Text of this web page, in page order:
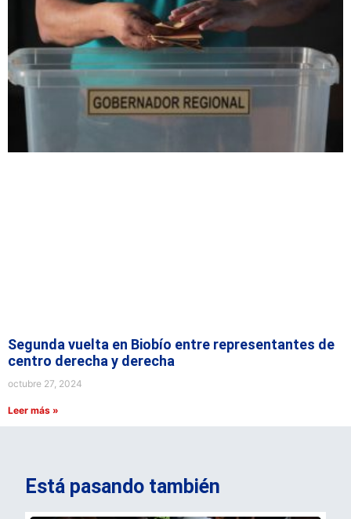
Segunda vuelta en Biobío entre representantes de
centro derecha y derecha
octubre 27, 2024
Leer más »
Está pasando también